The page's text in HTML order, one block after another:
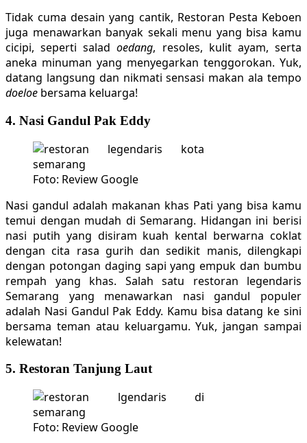
Tidak cuma desain yang cantik, Restoran Pesta Keboen
juga menawarkan banyak sekali menu yang bisa kamu
cicipi, seperti saladoedang, resoles, kulit ayam, serta
aneka minuman yang menyegarkan tenggorokan. Yuk,
datang langsung dan nikmati sensasi makan ala tempo
doeloe bersama keluarga!
4. Nasi Gandul Pak Eddy
Foto: Review Google
Nasi gandul adalah makanan khas Pati yang bisa kamu
temui dengan mudah di Semarang. Hidangan ini berisi
nasi putih yang disiram kuah kental berwarna coklat
dengan cita rasa gurih dan sedikit manis, dilengkapi
dengan potongan daging sapi yang empuk dan bumbu
rempah yang khas. Salah satu restoran legendaris
Semarang yang menawarkan nasi gandul populer
adalah Nasi Gandul Pak Eddy. Kamu bisa datang ke sini
bersama teman atau keluargamu. Yuk, jangan sampai
kelewatan!
5. Restoran Tanjung Laut
Foto: Review Google